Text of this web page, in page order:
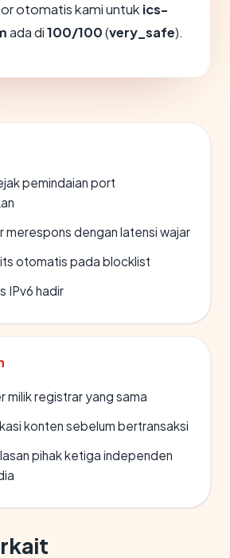
otomatis kami untuk ics-
ada di100/100(very_safe).
pemindaian port
merespons dengan latensi wajar
otomatis pada blocklist
IPv6 hadir
milik registrar yang sama
konten sebelum bertransaksi
pihak ketiga independen